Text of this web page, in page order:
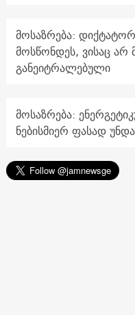
მოსაზრება:
მოსწონდეს, ვისაც არ
განეიტრალებული
მოსაზრება:
ნებისმიერ ფასად